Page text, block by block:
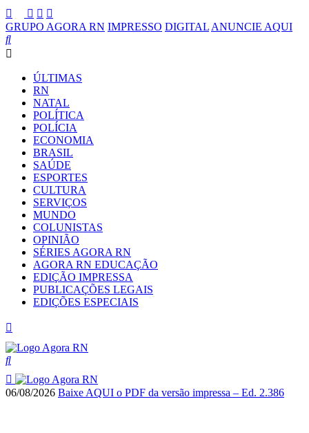
GRUPO AGORA RN IMPRESSO DIGITAL ANUNCIE AQUI
ÚLTIMAS
RN
NATAL
POLÍTICA
POLÍCIA
ECONOMIA
BRASIL
SAÚDE
ESPORTES
CULTURA
SERVIÇOS
MUNDO
COLUNISTAS
OPINIÃO
SÉRIES AGORA RN
AGORA RN EDUCAÇÃO
EDIÇÃO IMPRESSA
PUBLICAÇÕES LEGAIS
EDIÇÕES ESPECIAIS
06/08/2026 Baixe AQUI o PDF da versão impressa – Ed. 2.386